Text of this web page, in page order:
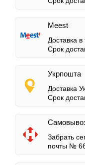
Meest
Доставка
Срок
Укрпошта
Доставка
Срок
Забрать
почты №